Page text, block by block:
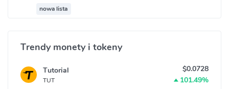
nowa lista
Trendy monety i tokeny
Tutorial
TUT
$0.0728
101.49%